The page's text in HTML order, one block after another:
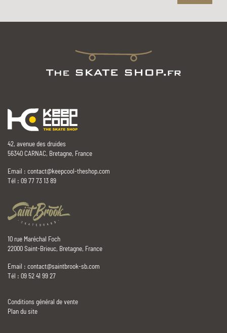
42, avenue des druides
56340 CARNAC, Bretagne, France
Email : contact@keepcool-theshop.com
Tél : 09 77 73 13 89
10 rue Maréchal Foch
22000 Saint-Brieuc, Bretagne, France
Email : contact@saintbrook-sb.com
Tél : 09 52 41 99 27
Conditions général de vente
Plan du site